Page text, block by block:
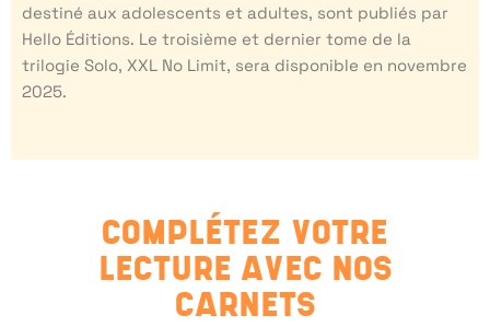
destiné aux adolescents et adultes, sont publiés par
Hello Éditions. Le troisième et dernier tome de la
trilogie Solo, XXL No Limit, sera disponible en novembre
2025.
COMPLÉTEZ VOTRE
LECTURE AVEC NOS
CARNETS